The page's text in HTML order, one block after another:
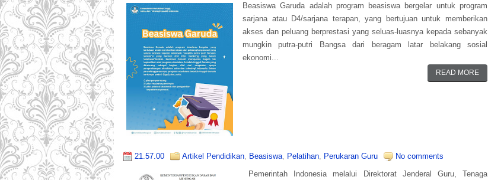
Beasiswa Garuda adalah program beasiswa bergelar untuk program
sarjana atau D4/sarjana terapan, yang bertujuan untuk memberikan
akses dan peluang berprestasi yang seluas-luasnya kepada sebanyak
mungkin putra-putri Bangsa dari beragam latar belakang sosial
ekonomi...
READ MORE
21.57.00 Artikel Pendidikan Beasiswa Pelatihan Perukaran Guru
No comments
Pemerintah Indonesia melalui Direktorat Jenderal Guru, Tenaga